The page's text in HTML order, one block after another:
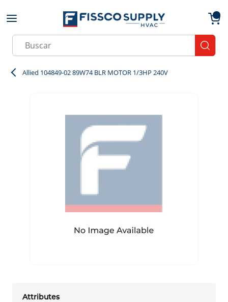
Skip to main content
Site Search
Allied 104849-02 89W74 BLR MOTOR 1/3HP 240V
Attributes